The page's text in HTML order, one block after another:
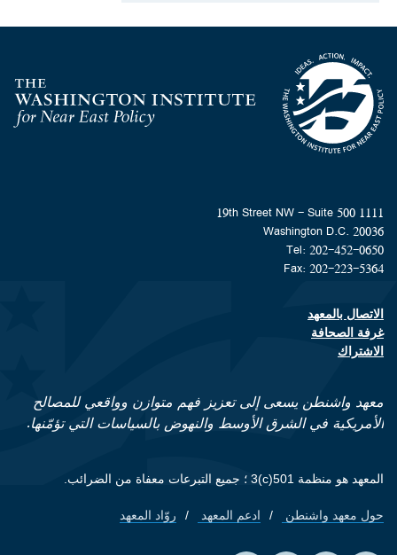
Homepage
1111 19th Street NW - Suite 500
Washington D.C. 20036
Tel: 202-452-0650
Fax: 202-223-5364
Footer contact links
الاتصال بالمعهد
غرفة الصحافة
الاشتراك
معهد واشنطن يسعى إلى تعزيز فهم متوازن وواقعي للمصالح
الأمريكية في الشرق الأوسط والنهوض بالسياسات التي تؤمّنها.
المعهد هو منظمة 501(c)3 ؛ جميع التبرعات معفاة من الضرائب.
Footer quick links
حول معهد واشنطن ادعم المعهد روّاد المعهد